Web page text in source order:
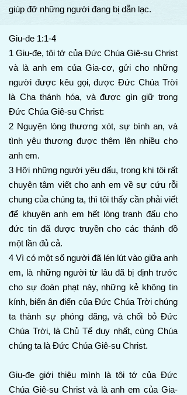
giúp đỡ những người đang bị dẫn lạc.
Giu-đe 1:1-4
1 Giu-đe, tôi tớ của Đức Chúa Giê-su Christ
và là anh em của Gia-cơ, gửi cho những
người được kêu gọi, được Đức Chúa Trời
là Cha thánh hóa, và được gìn giữ trong
Đức Chúa Giê-su Christ:
2 Nguyện lòng thương xót, sự bình an, và
tình yêu thương được thêm lên nhiều cho
anh em.
3 Hỡi những người yêu dấu, trong khi tôi rất
chuyên tâm viết cho anh em về sự cứu rỗi
chung của chúng ta, thì tôi thấy cần phải viết
để khuyên anh em hết lòng tranh đấu cho
đức tin đã được truyền cho các thánh đồ
một lần đủ cả.
4 Vì có một số người đã lén lút vào giữa anh
em, là những người từ lâu đã bị định trước
cho sự đoán phạt này, những kẻ không tin
kính, biến ân điển của Đức Chúa Trời chúng
ta thành sự phóng đãng, và chối bỏ Đức
Chúa Trời, là Chủ Tể duy nhất, cùng Chúa
chúng ta là Đức Chúa Giê-su Christ.
Giu-đe giới thiệu mình là tôi tớ của Đức
Chúa Giê-su Christ và là anh em của Gia-